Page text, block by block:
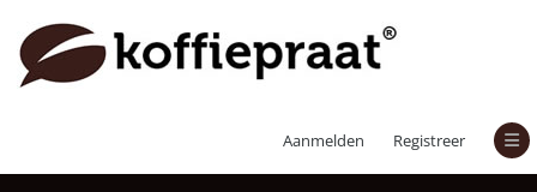
Aanmelden Registreer